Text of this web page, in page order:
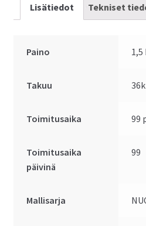
Lisätiedot Tekniset
Paino
Takuu
Toimitusaika 99
Toimitusaika
päivinä
99
Mallisarja